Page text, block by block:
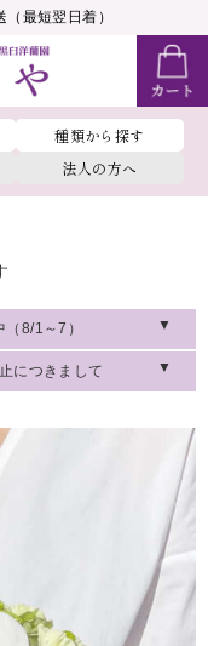
最短翌日着）
種類から探す
法人の方へ
8/1～7）
につきまして